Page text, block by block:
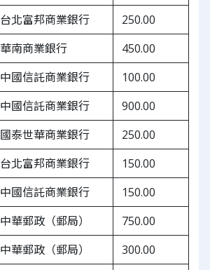
台北富邦商業銀行
250.00
華南商業銀行
450.00
中國信託商業銀行
100.00
中國信託商業銀行
900.00
國泰世華商業銀行
250.00
台北富邦商業銀行
150.00
中國信託商業銀行
150.00
中華郵政（郵局）
750.00
中華郵政（郵局）
300.00